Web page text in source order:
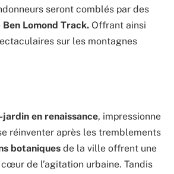
seront comblés par des
Ben Lomond Track. Offrant ainsi
sur les montagnes
en renaissance, impressionne
réinventer après les tremblements
botaniques de la ville offrent une
de l’agitation urbaine. Tandis